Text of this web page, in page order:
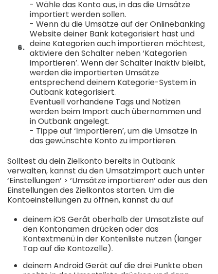
- Wähle das Konto aus, in das die Umsätze
importiert werden sollen.
- Wenn du die Umsätze auf der Onlinebanking
Website deiner Bank kategorisiert hast und
deine Kategorien auch importieren möchtest,
aktiviere den Schalter neben ‘Kategorien
importieren’. Wenn der Schalter inaktiv bleibt,
werden die importierten Umsätze
entsprechend deinem Kategorie-System in
Outbank kategorisiert.
Eventuell vorhandene Tags und Notizen
werden beim Import auch übernommen und
in Outbank angelegt.
- Tippe auf ‘Importieren’, um die Umsätze in
das gewünschte Konto zu importieren.
Solltest du dein Zielkonto bereits in Outbank
verwalten, kannst du den Umsatzimport auch unter
‘Einstellungen’ > ‘Umsätze importieren’ oder aus den
Einstellungen des Zielkontos starten. Um die
Kontoeinstellungen zu öffnen, kannst du auf
deinem iOS Gerät oberhalb der Umsatzliste auf
den Kontonamen drücken oder das
Kontextmenü in der Kontenliste nutzen (langer
Tap auf die Kontozelle).
deinem Android Gerät auf die drei Punkte oben